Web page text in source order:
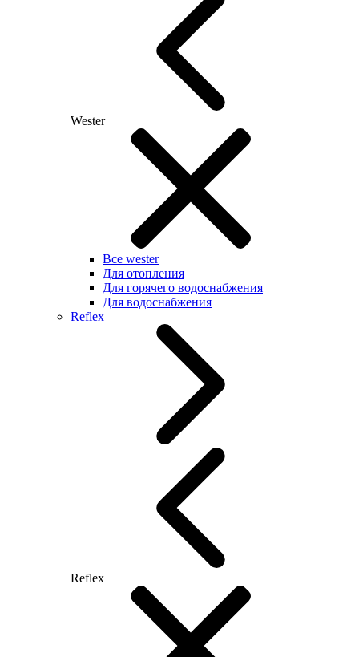
Wester
Все wester
Для отопления
Для горячего водоснабжения
Для водоснабжения
Reflex
Reflex